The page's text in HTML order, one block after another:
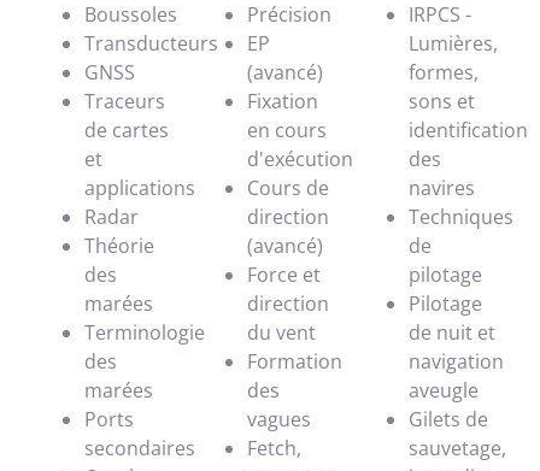
Boussoles
Transducteurs
GNSS
Traceurs
de cartes
et
applications
Radar
Théorie
des
marées
Terminologie
des
marées
Ports
secondaires
Précision
EP
(avancé)
Fixation
en cours
d'exécution
Cours de
direction
(avancé)
Force et
direction
du vent
Formation
des
vagues
Fetch,
IRPCS -
Lumières,
formes,
sons et
identification
des
navires
Techniques
de
pilotage
Pilotage
de nuit et
navigation
aveugle
Gilets de
sauvetage,